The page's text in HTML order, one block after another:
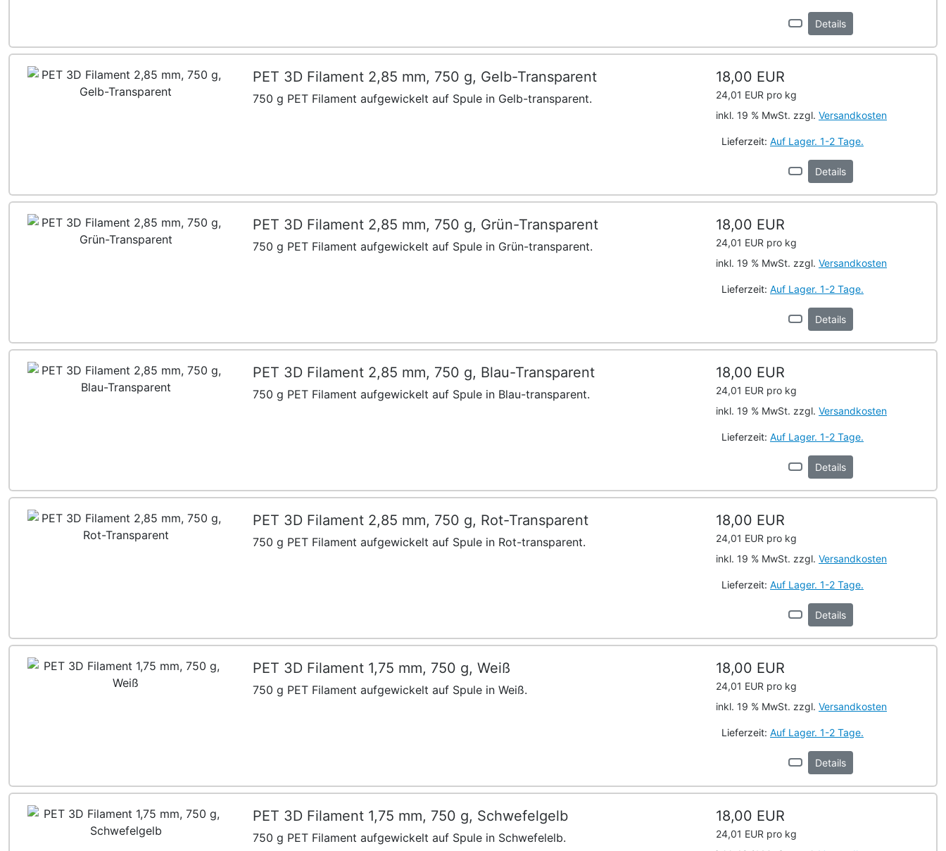
Details
PET 3D Filament 2,85 mm, 750 g, Gelb-Transparent
750 g PET Filament aufgewickelt auf Spule in Gelb-transparent.
18,00 EUR
24,01 EUR pro kg
inkl. 19 % MwSt. zzgl. Versandkosten
Lieferzeit: Auf Lager. 1-2 Tage.
Details
PET 3D Filament 2,85 mm, 750 g, Grün-Transparent
750 g PET Filament aufgewickelt auf Spule in Grün-transparent.
18,00 EUR
24,01 EUR pro kg
inkl. 19 % MwSt. zzgl. Versandkosten
Lieferzeit: Auf Lager. 1-2 Tage.
Details
PET 3D Filament 2,85 mm, 750 g, Blau-Transparent
750 g PET Filament aufgewickelt auf Spule in Blau-transparent.
18,00 EUR
24,01 EUR pro kg
inkl. 19 % MwSt. zzgl. Versandkosten
Lieferzeit: Auf Lager. 1-2 Tage.
Details
PET 3D Filament 2,85 mm, 750 g, Rot-Transparent
750 g PET Filament aufgewickelt auf Spule in Rot-transparent.
18,00 EUR
24,01 EUR pro kg
inkl. 19 % MwSt. zzgl. Versandkosten
Lieferzeit: Auf Lager. 1-2 Tage.
Details
PET 3D Filament 1,75 mm, 750 g, Weiß
750 g PET Filament aufgewickelt auf Spule in Weiß.
18,00 EUR
24,01 EUR pro kg
inkl. 19 % MwSt. zzgl. Versandkosten
Lieferzeit: Auf Lager. 1-2 Tage.
Details
PET 3D Filament 1,75 mm, 750 g, Schwefelgelb
750 g PET Filament aufgewickelt auf Spule in Schwefelelb.
18,00 EUR
24,01 EUR pro kg